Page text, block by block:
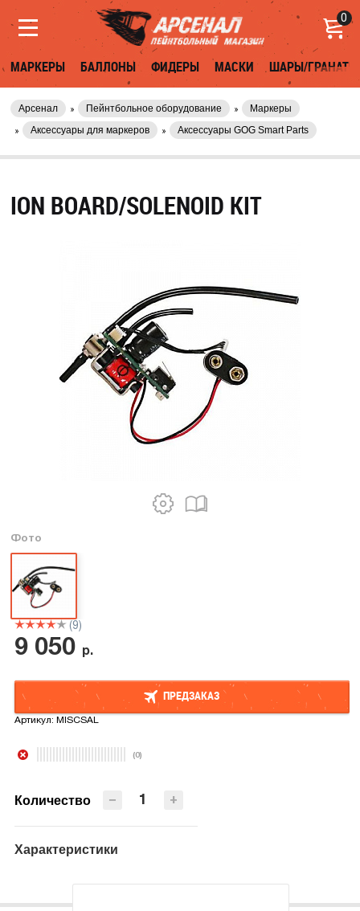
0
МАРКЕРЫ БАЛЛОНЫ ФИДЕРЫ МАСКИ ШАРЫ/ГРАНАТЫ
Арсенал Пейнтбольное оборудование
Маркеры
Аксессуары для маркеров
Аксессуары GOG Smart Parts
ION BOARD/SOLENOID KIT
Фото
(9)
9 050 р.
ПРЕДЗАКАЗ
Артикул:MISCSAL
(0)
Количество +
−
Характеристики